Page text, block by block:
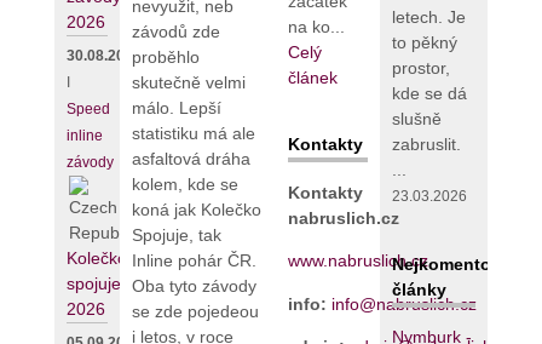
2026
30.08.2026
Speed
inline
závody
Kolečko
spojuje
2026
nevyužit, neb
závodů zde
proběhlo
skutečně velmi
málo. Lepší
statistiku má ale
asfaltová dráha
kolem, kde se
koná jak Kolečko
Spojuje, tak
Inline pohár ČR.
Oba tyto závody
se zde pojedeou
i letos, v roce
na ko...
Celý
článek
Kontakty
Kontakty
nabruslich.cz
www.nabruslich.cz
info: info@nabruslich.cz
letech. Je
to pěkný
prostor,
kde se dá
slušně
zabruslit.
...
23.03.2026
články
Nymburk -